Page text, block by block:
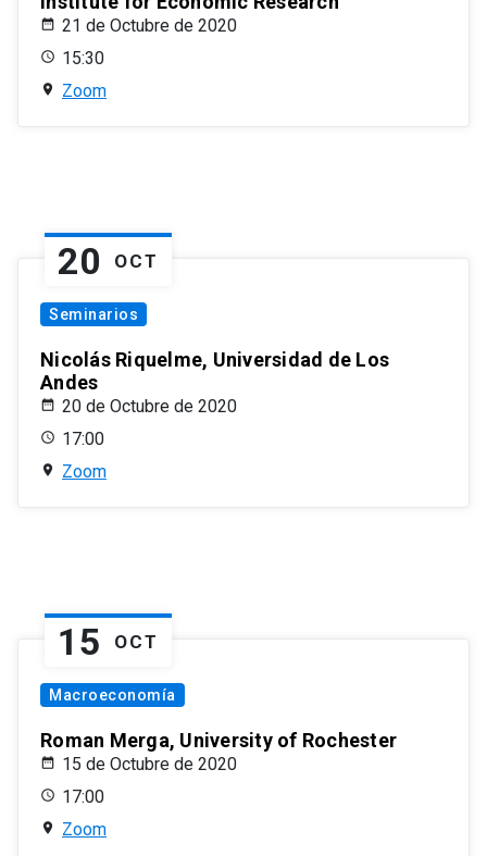
21 de Octubre de 2020
15:30
Zoom
20 OCT
Seminarios
Nicolás Riquelme, Universidad de Los
Andes
20 de Octubre de 2020
17:00
Zoom
15 OCT
Macroeconomía
Roman Merga, University of Rochester
15 de Octubre de 2020
17:00
Zoom